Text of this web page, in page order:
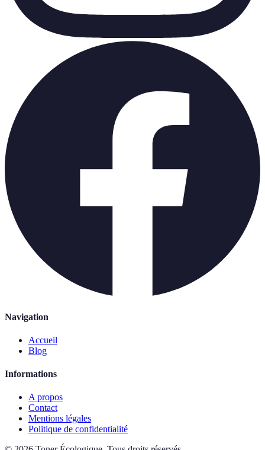
Navigation
Accueil
Blog
Informations
A propos
Contact
Mentions légales
Politique de confidentialité